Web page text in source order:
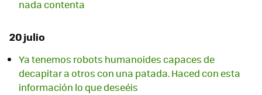
nada contenta
20 julio
Ya tenemos robots humanoides capaces de
decapitar a otros con una patada. Haced con esta
información lo que deseéis